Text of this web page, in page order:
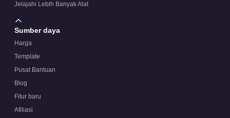
Jelajahi Lebih Banyak Alat
Sumber daya
Harga
Template
Pusat Bantuan
Blog
Fitur baru
Afiliasi